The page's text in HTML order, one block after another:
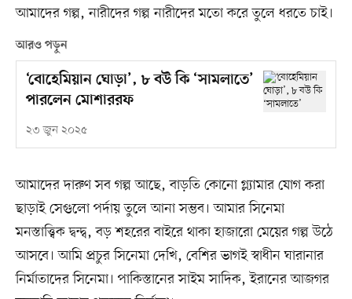
আমাদের গল্প, নারীদের গল্প নারীদের মতো করে তুলে ধরতে চাই।
আরও পড়ুন
‘বোহেমিয়ান ঘোড়া’, ৮ বউ কি ‘সামলাতে’
পারলেন মোশাররফ
২৩ জুন ২০২৫
আমাদের দারুণ সব গল্প আছে, বাড়তি কোনো গ্ল্যামার যোগ করা
ছাড়াই সেগুলো পর্দায় তুলে আনা সম্ভব। আমার সিনেমা
মনস্তাত্ত্বিক দ্বন্দ্ব, বড় শহরের বাইরে থাকা হাজারো মেয়ের গল্প উঠে
আসবে। আমি প্রচুর সিনেমা দেখি, বেশির ভাগই স্বাধীন ঘারানার
নির্মাতাদের সিনেমা। পাকিস্তানের সাইম সাদিক, ইরানের আজগর